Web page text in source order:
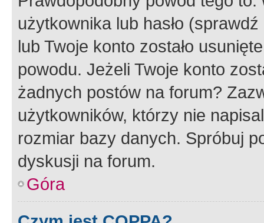
użytkownika lub hasło
lub Twoje konto zostało
powodu. Jeżeli Twoje konto
żadnych postów na forum?
użytkowników, którzy nie
rozmiar bazy danych. Spróbuj
dyskusji na forum.
Góra